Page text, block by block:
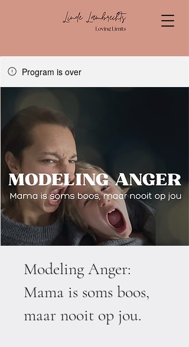
Program is over
Modeling Anger:
Mama is soms boos,
maar nooit op jou.